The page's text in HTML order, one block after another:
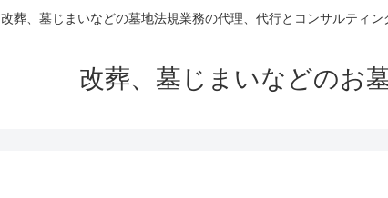
改葬、墓じまいなどの墓地法規業務の代理、代行とコンサルティ
改葬、墓じまいなどのお